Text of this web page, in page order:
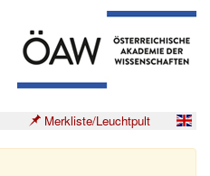
Merkliste/Leuchtpult